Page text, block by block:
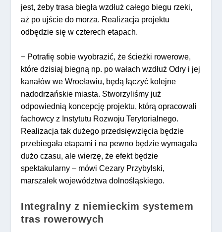
jest, żeby trasa biegła wzdłuż całego biegu rzeki,
aż po ujście do morza. Realizacja projektu
odbędzie się w czterech etapach.
− Potrafię sobie wyobrazić, że ścieżki rowerowe,
które dzisiaj biegną np. po wałach wzdłuż Odry i jej
kanałów we Wrocławiu, będą łączyć kolejne
nadodrzańskie miasta. Stworzyliśmy już
odpowiednią koncepcję projektu, którą opracowali
fachowcy z Instytutu Rozwoju Terytorialnego.
Realizacja tak dużego przedsięwzięcia będzie
przebiegała etapami i na pewno będzie wymagała
dużo czasu, ale wierzę, że efekt będzie
spektakularny – mówi Cezary Przybylski,
marszałek województwa dolnośląskiego.
Integralny z niemieckim systemem
tras rowerowych